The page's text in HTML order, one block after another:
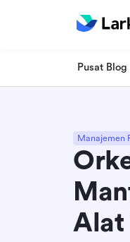
Pusat Blog
Manajemen
Alat